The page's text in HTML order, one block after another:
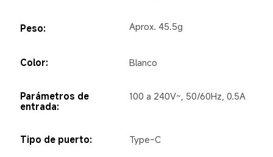
Peso: Aprox. 45.5g
Color: Blanco
Parámetros de
entrada:
100 a 240V~, 50/60Hz, 0.5A
Tipo de puerto: Type-C